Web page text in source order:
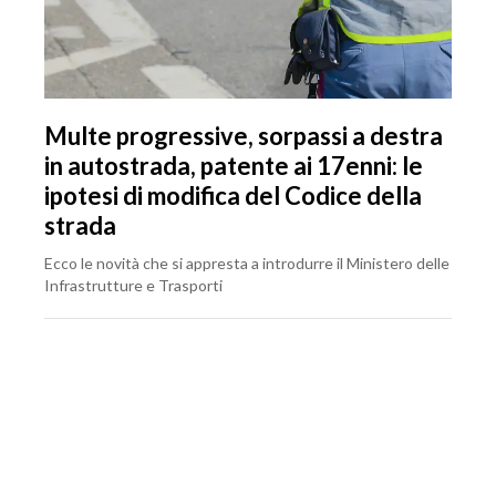
Multe progressive, sorpassi a destra
in autostrada, patente ai 17enni: le
ipotesi di modifica del Codice della
strada
Ecco le novità che si appresta a introdurre il Ministero delle
Infrastrutture e Trasporti